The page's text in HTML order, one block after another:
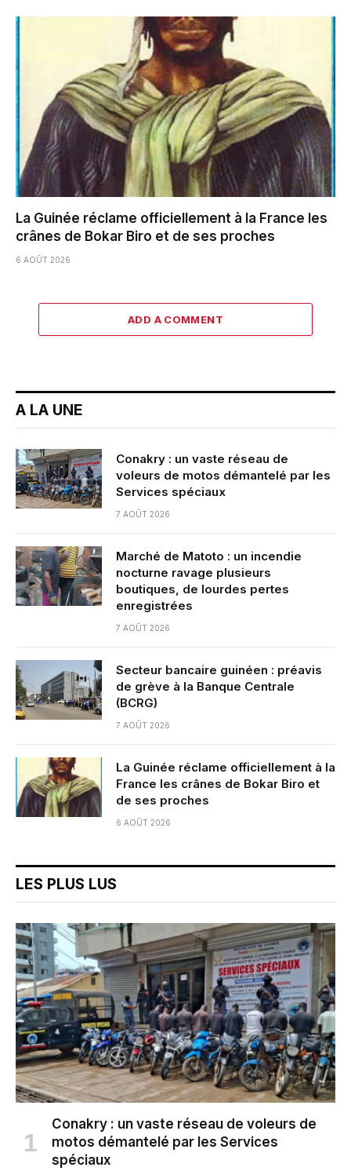
La Guinée réclame officiellement à la France les
crânes de Bokar Biro et de ses proches
6 AOÛT 2026
ADD A COMMENT
A LA UNE
Conakry : un vaste réseau de
voleurs de motos démantelé par les
Services spéciaux
7 AOÛT 2026
Marché de Matoto : un incendie
nocturne ravage plusieurs
boutiques, de lourdes pertes
enregistrées
7 AOÛT 2026
Secteur bancaire guinéen : préavis
de grève à la Banque Centrale
(BCRG)
7 AOÛT 2026
La Guinée réclame officiellement à la
France les crânes de Bokar Biro et
de ses proches
6 AOÛT 2026
LES PLUS LUS
Conakry : un vaste réseau de voleurs de
motos démantelé par les Services
spéciaux